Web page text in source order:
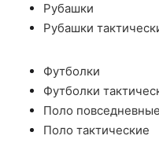
Рубашки
Рубашки
Футболки
Футболки
Поло повседневные
Поло тактические